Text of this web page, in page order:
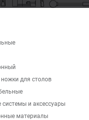
для столов
системы и аксессуары
материалы